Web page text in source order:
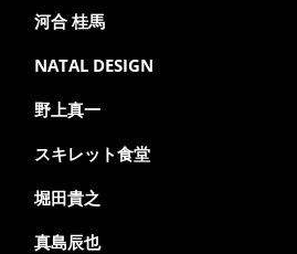
河合 桂馬
NATAL DESIGN
野上真一
スキレット食堂
堀田貴之
真島辰也